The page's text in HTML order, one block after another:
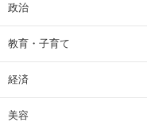
政治
教育・子育て
経済
美容